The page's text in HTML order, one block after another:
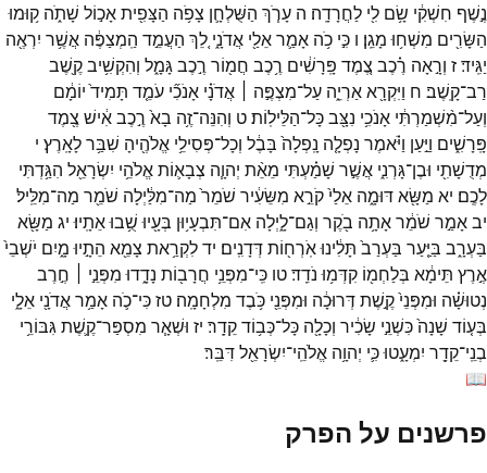
נֶ֣שֶׁף חִשְׁקִ֔י שָׂ֥ם לִ֖י לַחֲרָדָֽה׃ ה עָרֹ֧ךְ הַשֻּׁלְחָ֛ן צָפֹ֥ה הַצָּפִ֖יתאָכ֣וֹל שָׁתֹ֑ה ק֥וּמוּ
הַשָּׂרִ֖ים מִשְׁח֥וּ מָגֵֽן׃ ו כִּ֣י כֹ֥ה אָמַ֛ראֵלַ֖י אֲדֹנָ֑י לֵ֚ךְ הַעֲמֵ֣ד הַֽמְצַפֶּ֔ה אֲשֶׁ֥ר יִרְאֶ֖ה
יַגִּֽיד׃ז וְרָ֣אָה רֶ֗כֶב צֶ֚מֶד פָּֽרָשִׁ֔ים רֶ֥כֶב חֲמ֖וֹר רֶ֣כֶבגָּמָ֑ל וְהִקְשִׁ֥יבקֶ֖שֶׁב
רַב־קָֽשֶׁב׃ ח וַיִּקְרָ֖אאַרְיֵ֑ה עַל־מִצְפֶּ֣ה ׀ אֲדֹנָ֗י אָנֹכִ֞י עֹמֵ֤ד תָּמִיד֙ יוֹמָ֔ם
וְעַל־מִ֨שְׁמַרְתִּ֔י אָנֹכִ֥י נִצָּ֖בכָּל־הַלֵּילֽוֹת׃ט וְהִנֵּה־זֶ֥ה בָא֙ רֶ֣כֶבאִ֔ישׁ צֶ֖מֶד
פָּֽרָשִׁ֑ים וַיַּ֣עַן וַיֹּ֗אמֶר נָפְלָ֤ה נָֽפְלָה֙ בָּבֶ֔ל וְכָל־פְּסִילֵ֥י אֱלֹהֶ֖יהָ שִׁבַּ֥רלָאָֽרֶץ׃ י
מְדֻשָׁתִ֖י וּבֶן־גָּרְנִ֑י אֲשֶׁ֣ר שָׁמַ֗עְתִּי מֵאֵ֨ת יְהוָ֧ה צְבָא֛וֹתאֱלֹהֵ֥י יִשְׂרָאֵ֖ל הִגַּ֥דְתִּי
לָכֶֽם׃ יא מַשָּׂ֖אדּוּמָ֑ה אֵלַי֙קֹרֵ֣א מִשֵּׂעִ֔יר שֹׁמֵר֙ מַה־מִלַּ֔יְלָה שֹׁמֵ֖ר מַה־מִלֵּֽיל׃
יבאָמַ֣ר שֹׁמֵ֔ראָתָ֥ה בֹ֖קֶר וְגַם־לָ֑יְלָה אִם־תִּבְעָי֥וּן בְּעָ֖יוּ שֻׁ֥בוּאֵתָֽיוּ׃ יג מַשָּׂ֖א
בַּעְרָ֑ב בַּיַּ֤עַר בַּעְרַב֙ תָּלִ֔ינוּאֹֽרְח֖וֹתדְּדָנִֽים׃ ידלִקְרַ֥את צָמֵ֖א הֵתָ֣יוּ מָ֑יִם יֹשְׁבֵי֙
אֶ֣רֶץ תֵּימָ֔א בְּלַחְמ֖וֹ קִדְּמ֥וּ נֹדֵֽד׃טו כִּֽי־מִפְּנֵ֥י חֲרָב֖וֹת נָדָ֑דוּ מִפְּנֵ֣י ׀
חֶ֣רֶב
נְטוּשָׁ֗ה וּמִפְּנֵי֙קֶ֣שֶׁתדְּרוּכָ֔ה וּמִפְּנֵ֖י כֹּ֥בֶד מִלְחָמָֽה׃ טזכִּי־כֹ֛ה אָמַ֥ראֲדֹנָ֖י אֵלָ֑י
בְּע֤וֹד שָׁנָה֙כִּשְׁנֵ֣י שָׂכִ֔יר וְכָלָ֖ה כָּל־כְּב֥וֹדקֵדָֽר׃ יז וּשְׁאָ֧ר מִסְפַּר־קֶ֛שֶׁתגִּבּוֹרֵ֥י
בְנֵֽי־קֵדָ֖ר יִמְעָ֑טוּכִּ֛י יְהוָ֥ה אֱלֹהֵֽי־יִשְׂרָאֵ֖לדִּבֵּֽר׃
📖
פרשנים על הפרק